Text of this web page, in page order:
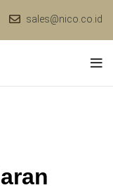
sales@nico.co.id